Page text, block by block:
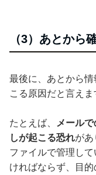
（3）あとから
最後に、あとから
こる原因だと言えま
たとえば、
メール
しが起こる恐れがあ
ファイルで管理し
ければならず、目